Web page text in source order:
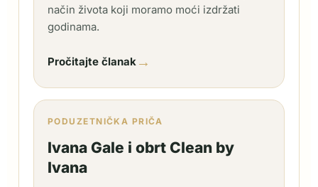
način života koji moramo moći izdržati
godinama.
Pročitajte članak →
PODUZETNIČKA PRIČA
Ivana Gale i obrt Clean by
Ivana